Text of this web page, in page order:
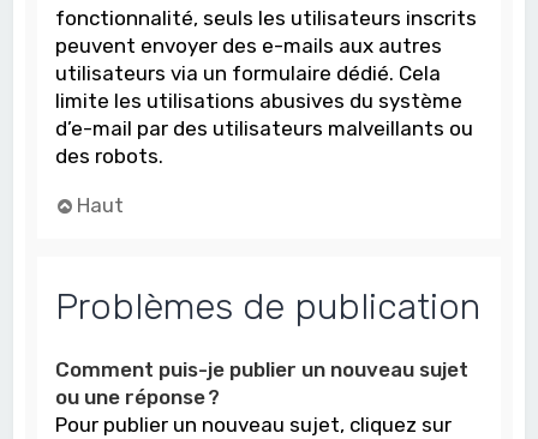
fonctionnalité, seuls les utilisateurs inscrits
peuvent envoyer des e-mails aux autres
utilisateurs via un formulaire dédié. Cela
limite les utilisations abusives du système
d’e-mail par des utilisateurs malveillants ou
des robots.
Haut
Problèmes de publication
Comment puis-je publier un nouveau sujet
ou une réponse ?
Pour publier un nouveau sujet, cliquez sur